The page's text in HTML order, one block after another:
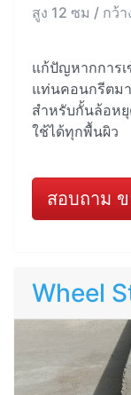
สูง 12 ซม / กว้
แก้ปัญหากการเ
แท่นคอนกรีตม
สำหรับกั้นล้อห
ใช้ได้ทุกพื้นผิว
สอบถาม ข
Wheel